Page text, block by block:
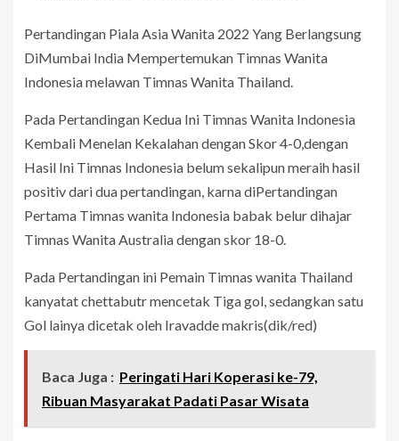
Pertandingan Piala Asia Wanita 2022 Yang Berlangsung
DiMumbai India Mempertemukan Timnas Wanita
Indonesia melawan Timnas Wanita Thailand.
Pada Pertandingan Kedua Ini Timnas Wanita Indonesia
Kembali Menelan Kekalahan dengan Skor 4-0,dengan
Hasil Ini Timnas Indonesia belum sekalipun meraih hasil
positiv dari dua pertandingan, karna diPertandingan
Pertama Timnas wanita Indonesia babak belur dihajar
Timnas Wanita Australia dengan skor 18-0.
Pada Pertandingan ini Pemain Timnas wanita Thailand
kanyatat chettabutr mencetak Tiga gol, sedangkan satu
Gol lainya dicetak oleh Iravadde makris(dik/red)
Baca Juga : Peringati Hari Koperasi ke-79,
Ribuan Masyarakat Padati Pasar Wisata